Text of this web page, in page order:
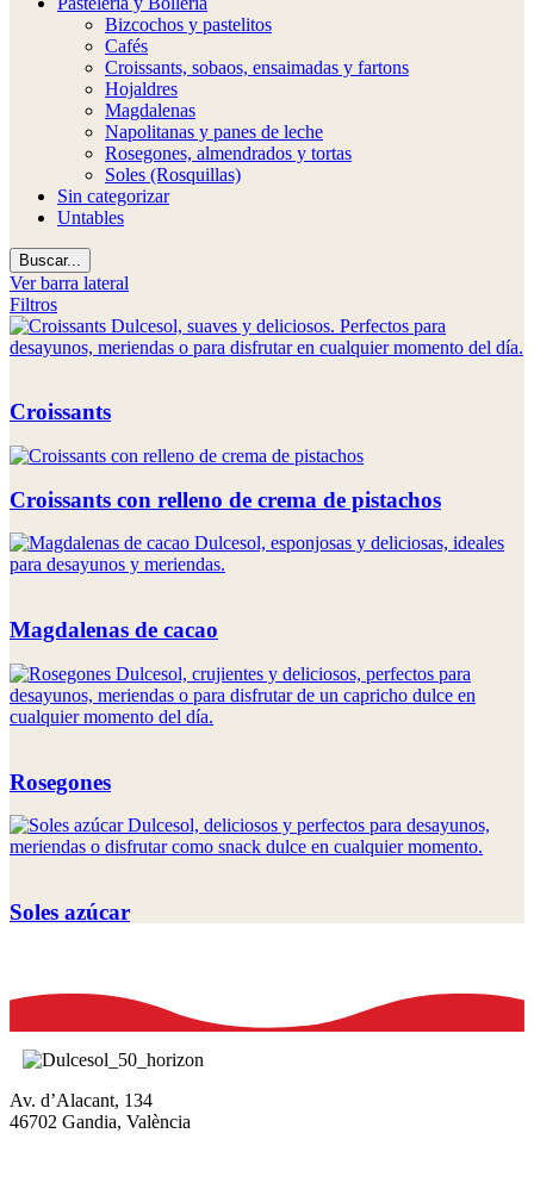
Bizcochos y pastelitos
Cafés
Croissants, sobaos, ensaimadas y fartons
Hojaldres
Magdalenas
Napolitanas y panes de leche
Rosegones, almendrados y tortas
Soles (Rosquillas)
Sin categorizar
Untables
Buscar...
Ver barra lateral
Filtros
Croissants
Croissants con relleno de crema de pistachos
Magdalenas de cacao
Rosegones
Soles azúcar
Av. d’Alacant, 134
46702 Gandia, València